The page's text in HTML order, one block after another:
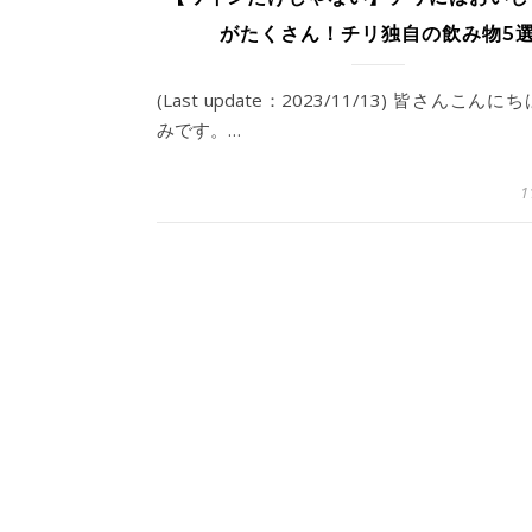
がたくさん！チリ独自の飲み物5選
(Last update：2023/11/13) 皆さんこんにち
みです。…